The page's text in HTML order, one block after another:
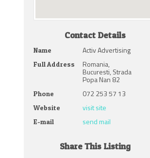
Contact Details
Name Activ Advertising
Full Address Romania,
Bucuresti, Strada
Popa Nan 82
Phone 072 253 57 13
Website visit site
E-mail send mail
Share This Listing